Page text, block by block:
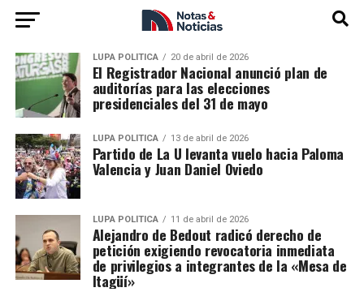
LUPA POLÍTICA 20 de abril de 2026
El Registrador Nacional anunció plan de
auditorías para las elecciones
presidenciales del 31 de mayo
LUPA POLÍTICA 13 de abril de 2026
Partido de La U levanta vuelo hacia Paloma
Valencia y Juan Daniel Oviedo
LUPA POLÍTICA 11 de abril de 2026
Alejandro de Bedout radicó derecho de
petición exigiendo revocatoria inmediata
de privilegios a integrantes de la «Mesa de
Itagüí»